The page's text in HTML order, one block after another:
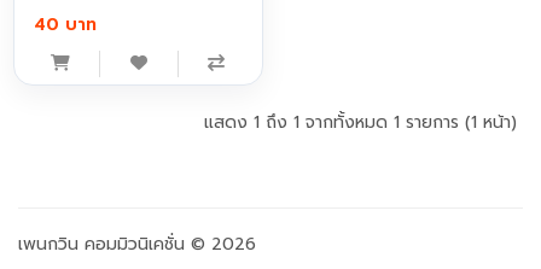
40 บาท
แสดง 1 ถึง 1 จากทั้งหมด 1 รายการ (1 หน้า)
เพนกวิน คอมมิวนิเคชั่น © 2026